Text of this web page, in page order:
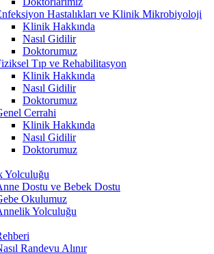
Hastalıkları ve Klinik Mikrobiyoloji
Klinik Hakkında
Nasıl Gidilir
Doktorumuz
Tıp ve Rehabilitasyon
Klinik Hakkında
Nasıl Gidilir
Doktorumuz
Cerrahi
Klinik Hakkında
Nasıl Gidilir
Doktorumuz
Yolculuğu
Dostu ve Bebek Dostu
Okulumuz
Yolculuğu
Randevu Alınır